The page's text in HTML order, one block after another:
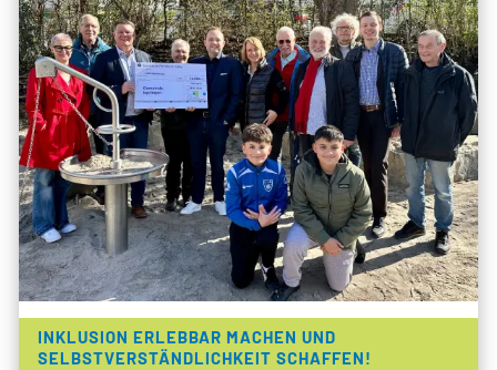
INKLUSION ERLEBBAR MACHEN UND
SELBSTVERSTÄNDLICHKEIT SCHAFFEN!